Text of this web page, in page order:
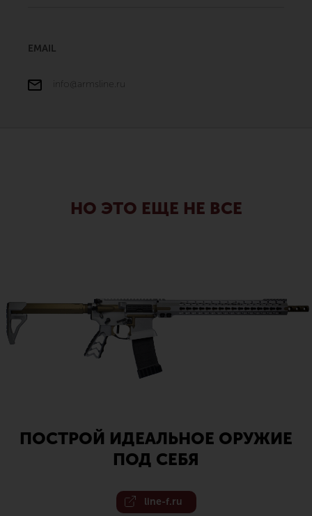
EMAIL
info@armsline.ru
НО ЭТО ЕЩЕ НЕ ВСЕ
ПОСТРОЙ ИДЕАЛЬНОЕ ОРУЖИЕ
ПОД СЕБЯ
line-f.ru